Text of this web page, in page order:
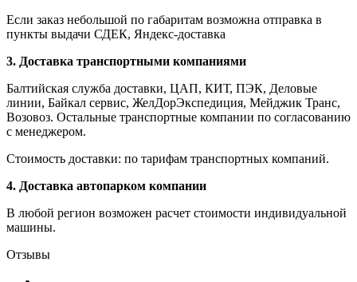
Если заказ небольшой по габаритам возможна отправка в
пункты выдачи СДЕК, Яндекс-доставка
3. Доставка транспортными компаниями
Балтийская служба доставки, ЦАП, КИТ, ПЭК, Деловые
линии, Байкал сервис, ЖелДорЭкспедиция, Мейджик Транс,
Возовоз. Остальные транспортные компании по согласованию
с менеджером.
Стоимость доставки: по тарифам транспортных компаний.
4. Доставка автопарком компании
В любой регион возможен расчет стоимости индивидуальной
машины.
Отзывы